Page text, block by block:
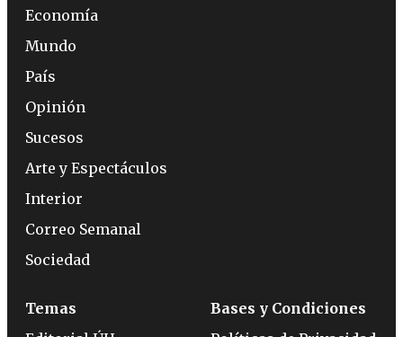
Economía
Mundo
País
Opinión
Sucesos
Arte y Espectáculos
Interior
Correo Semanal
Sociedad
Temas
Bases y Condiciones